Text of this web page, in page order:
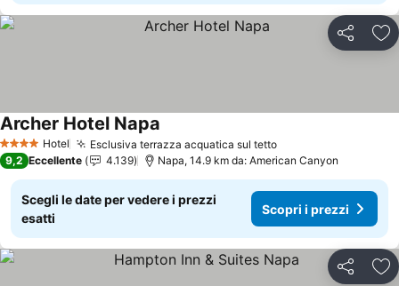
Condividi
4 Stelle Hotel Esclusiva terrazza acquatica sul tetto
Archer Hotel Napa
9,2 Eccellente 4.139 Napa, 14.9 km da: American Canyon
Scegli le date per vedere i prezzi
esatti
Scopri i prezzi
Condividi